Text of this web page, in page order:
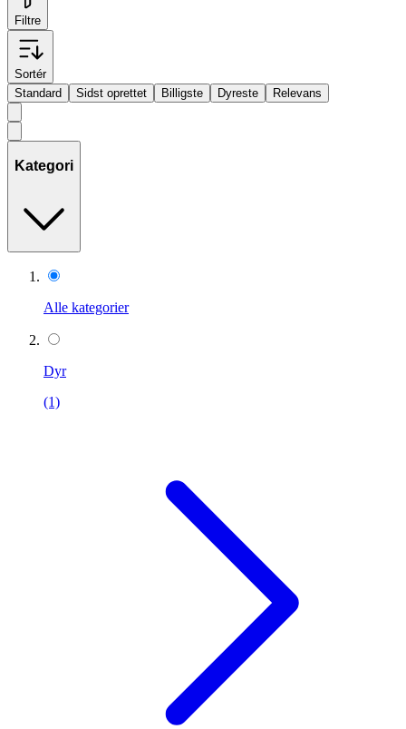
Filtre
Sortér
Standard
Sidst oprettet Billigste Dyreste Relevans
Kategori
Alle kategorier
Dyr
(1)